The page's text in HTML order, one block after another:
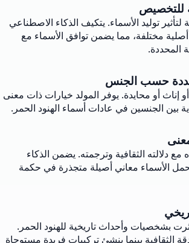
للتخصيص
لتأثير توليد الأسماء. يتكيف الذكاء الاصطناعي
مختلفة، مما يضمن توافق الأسماء مع
المحددة.
حسب الجنس
إناث أو محايدة. يوفر المولد خيارات ذات معنى
بين الجنسين في عادات أسماء الهنود الحمر.
مع دلالته الثقافية وترجمته. يضمن الذكاء
الأسماء معاني أصيلة متجذرة في حكمة
بشخصيات وأحداث تاريخية للهنود الحمر.
الثقافية بينما ينشئ تركيبات فريدة مستوحاة